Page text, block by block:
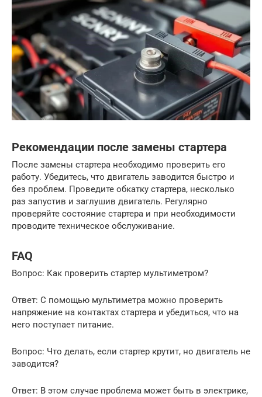
Рекомендации после замены стартера
После замены стартера необходимо проверить его
работу. Убедитесь, что двигатель заводится быстро и
без проблем. Проведите обкатку стартера, несколько
раз запустив и заглушив двигатель. Регулярно
проверяйте состояние стартера и при необходимости
проводите техническое обслуживание.
FAQ
Вопрос: Как проверить стартер мультиметром?
Ответ: С помощью мультиметра можно проверить
напряжение на контактах стартера и убедиться, что на
него поступает питание.
Вопрос: Что делать, если стартер крутит, но двигатель не
заводится?
Ответ: В этом случае проблема может быть в электрике,